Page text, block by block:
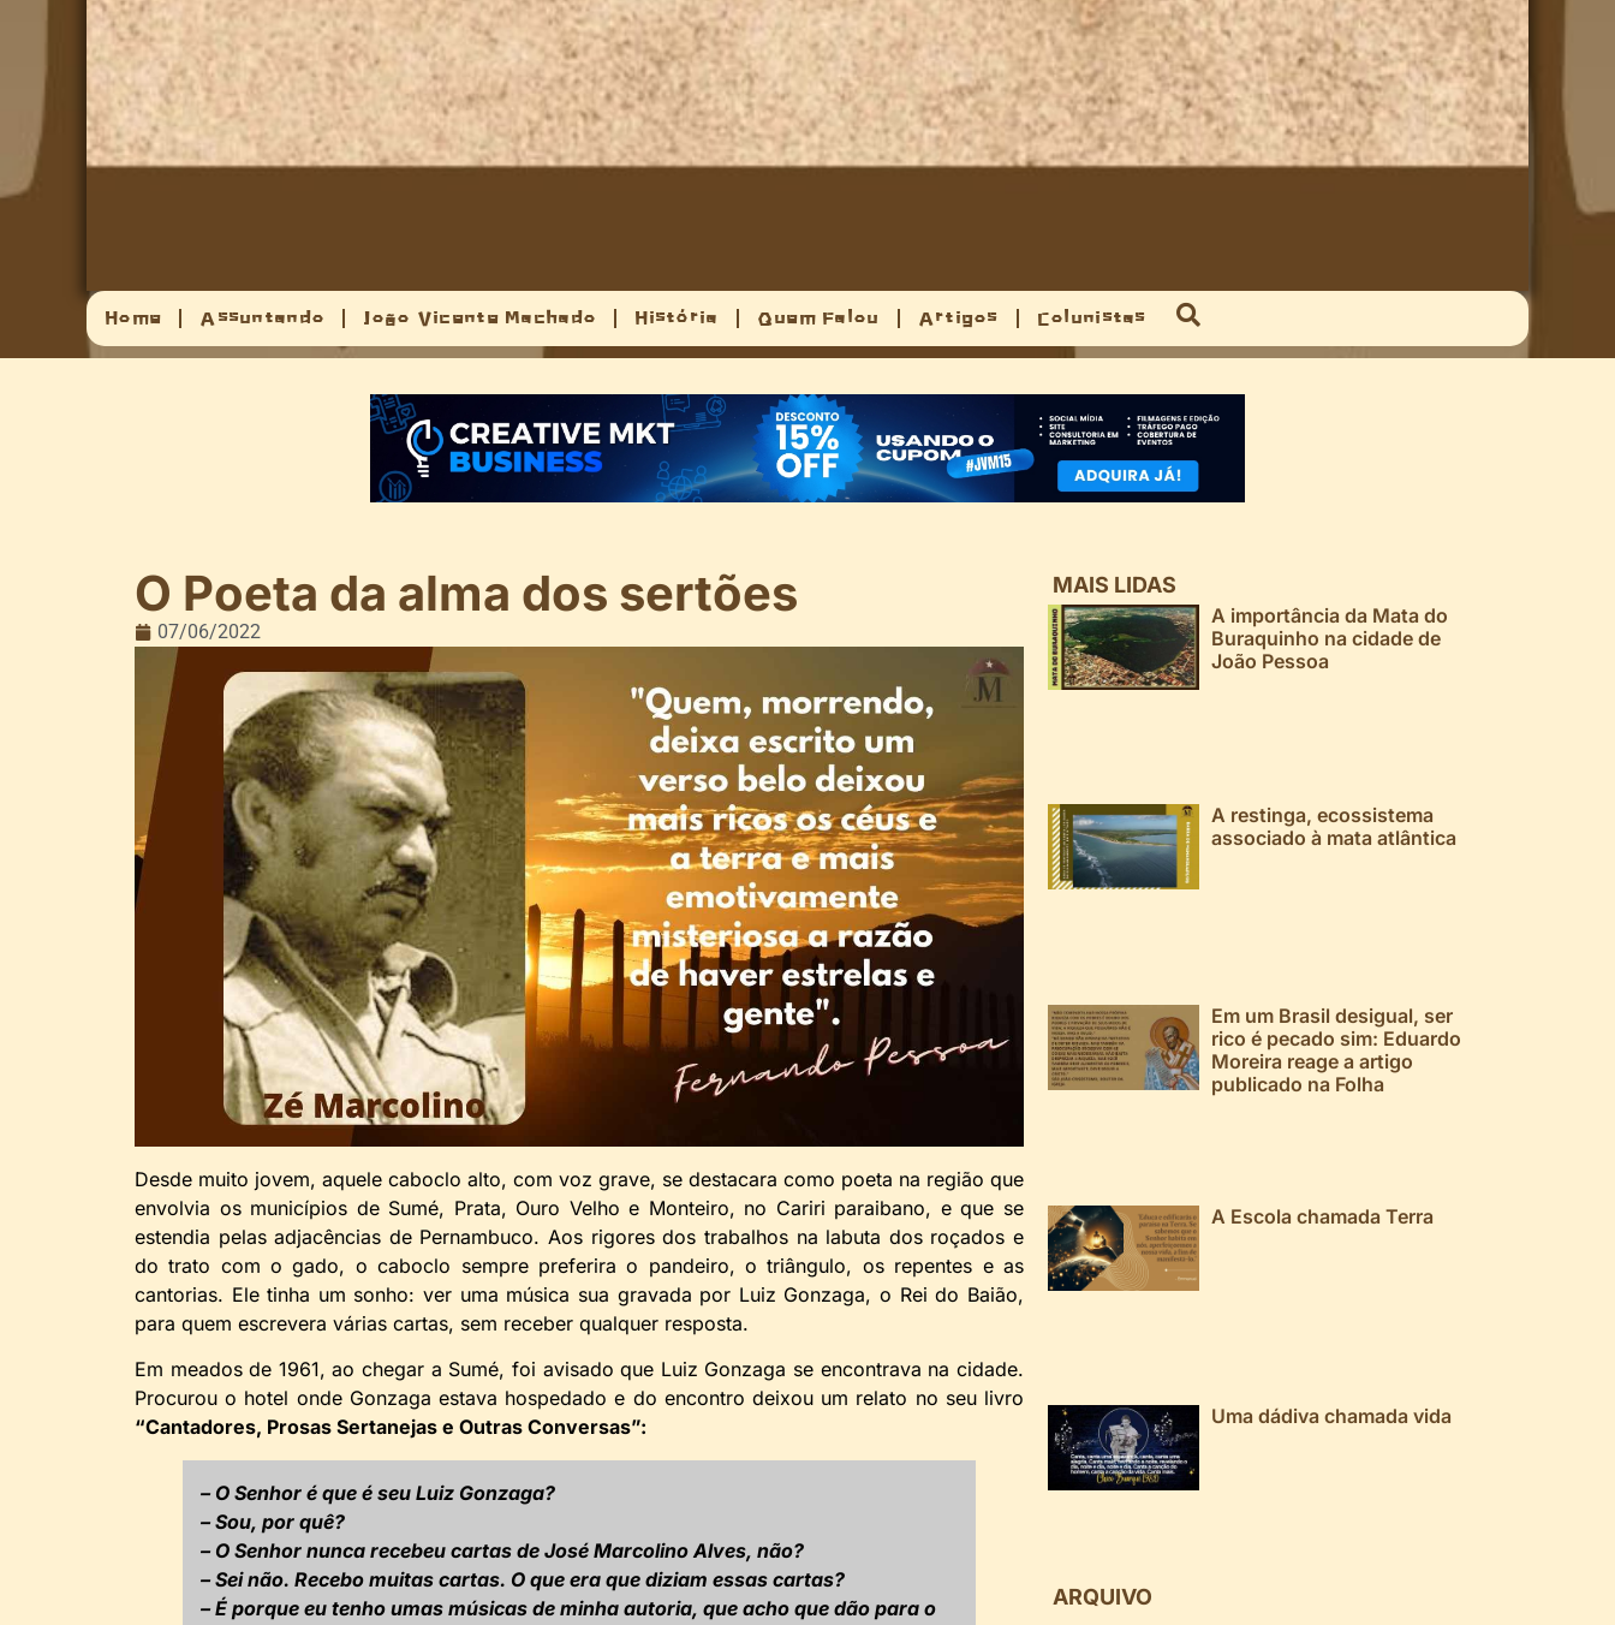
Home Assuntando João Vicente Machado História Quem Falou Artigos Colunistas
O Poeta da alma dos sertões
07/06/2022
Desde muito jovem, aquele caboclo alto, com voz grave, se destacara como poeta na região que
envolvia os municípios de Sumé, Prata, Ouro Velho e Monteiro, no Cariri paraibano, e que se
estendia pelas adjacências de Pernambuco. Aos rigores dos trabalhos na labuta dos roçados e
do trato com o gado, o caboclo sempre preferira o pandeiro, o triângulo, os repentes e as
cantorias. Ele tinha um sonho: ver uma música sua gravada por Luiz Gonzaga, o Rei do Baião,
para quem escrevera várias cartas, sem receber qualquer resposta.
Em meados de 1961, ao chegar a Sumé, foi avisado que Luiz Gonzaga se encontrava na cidade.
Procurou o hotel onde Gonzaga estava hospedado e do encontro deixou um relato no seu livro
“Cantadores, Prosas Sertanejas e Outras Conversas”:
– O Senhor é que é seu Luiz Gonzaga?
– Sou, por quê?
– O Senhor nunca recebeu cartas de José Marcolino Alves, não?
– Sei não. Recebo muitas cartas. O que era que diziam essas cartas?
– É porque eu tenho umas músicas de minha autoria, que acho que dão para o
MAIS LIDAS
A importância da Mata do
Buraquinho na cidade de
João Pessoa
A restinga, ecossistema
associado à mata atlântica
Em um Brasil desigual, ser
rico é pecado sim: Eduardo
Moreira reage a artigo
publicado na Folha
A Escola chamada Terra
Uma dádiva chamada vida
ARQUIVO